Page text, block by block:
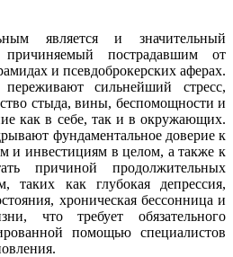
является и значительный
причиняемый пострадавшим от
и псевдоброкерских аферах.
сильнейший стресс,
стыда, вины, беспомощности и
как в себе, так и в окружающих.
фундаментальное доверие к
и инвестициям в целом, а также к
причиной продолжительных
таких как глубокая депрессия,
хроническая бессонница и
что требует обязательного
помощью специалистов